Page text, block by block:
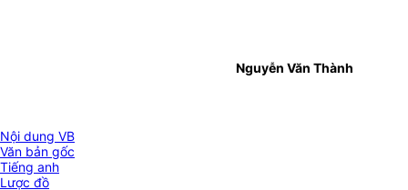
Nguyễn Văn Thành
Nội dung VB
Văn bản gốc
Tiếng anh
Lược đồ